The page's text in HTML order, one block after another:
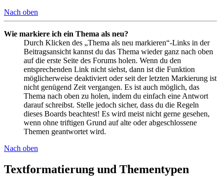
Nach oben
Wie markiere ich ein Thema als neu?
Durch Klicken des „Thema als neu markieren“-Links in der
Beitragsansicht kannst du das Thema wieder ganz nach oben
auf die erste Seite des Forums holen. Wenn du den
entsprechenden Link nicht siehst, dann ist die Funktion
möglicherweise deaktiviert oder seit der letzten Markierung ist
nicht genügend Zeit vergangen. Es ist auch möglich, das
Thema nach oben zu holen, indem du einfach eine Antwort
darauf schreibst. Stelle jedoch sicher, dass du die Regeln
dieses Boards beachtest! Es wird meist nicht gerne gesehen,
wenn ohne triftigen Grund auf alte oder abgeschlossene
Themen geantwortet wird.
Nach oben
Textformatierung und Thementypen